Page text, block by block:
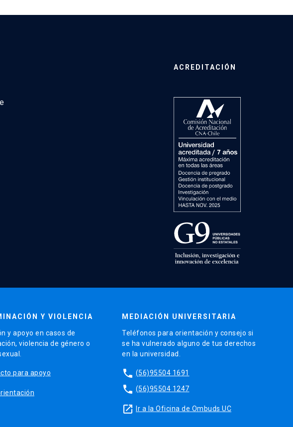
ACREDITACIÓN
Y VIOLENCIA
y apoyo en casos de
violencia de género o
para apoyo
MEDIACIÓN UNIVERSITARIA
Teléfonos para orientación y consejo si
se ha vulnerado alguno de tus derechos
en la universidad.
phone (56)95504 1691
phone (56)95504 1247
launch Ir a la Oficina de Ombuds UC